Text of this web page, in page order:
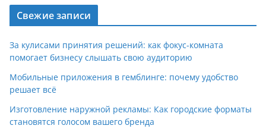
Свежие записи
За кулисами принятия решений: как фокус-комната
помогает бизнесу слышать свою аудиторию
Мобильные приложения в гемблинге: почему удобство
решает всё
Изготовление наружной рекламы: Как городские форматы
становятся голосом вашего бренда